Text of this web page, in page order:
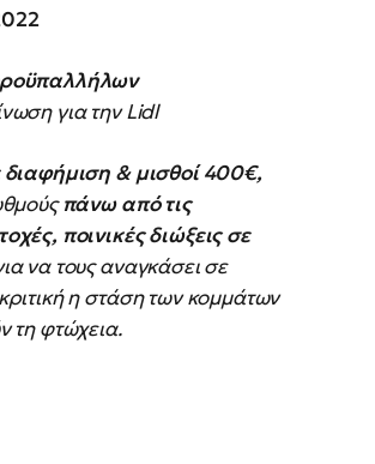
για την Lidl
διαφήμιση & μισθοί 400€,
πάνω από τις
ποινικές διώξεις σε
να τους αναγκάσει σε
η στάση των κομμάτων
τη φτώχεια.